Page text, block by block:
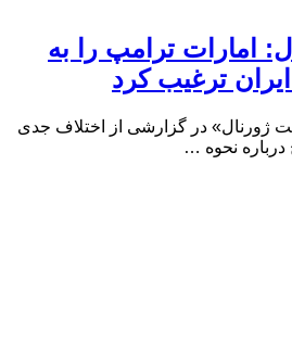
ترامپ را به
ترغیب کرد
در گزارشی از اختلاف جدی
نحوه …